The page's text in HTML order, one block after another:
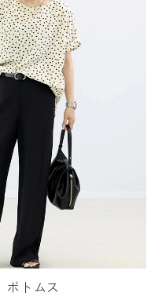
ボトムス